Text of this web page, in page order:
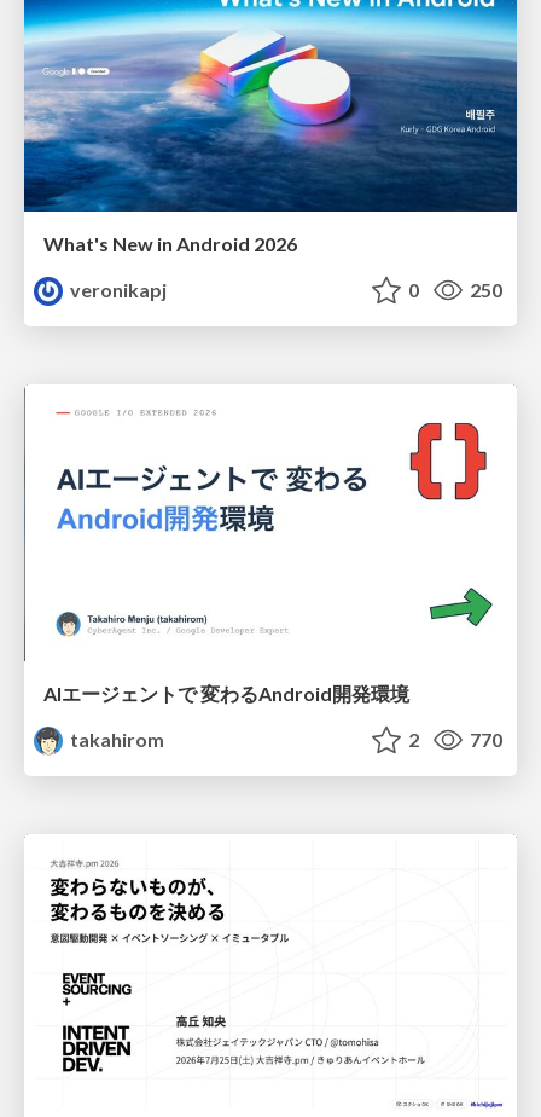
What's New in Android 2026
veronikapj
0 250
AIエージェントで 変わるAndroid開発環境
takahirom
2 770